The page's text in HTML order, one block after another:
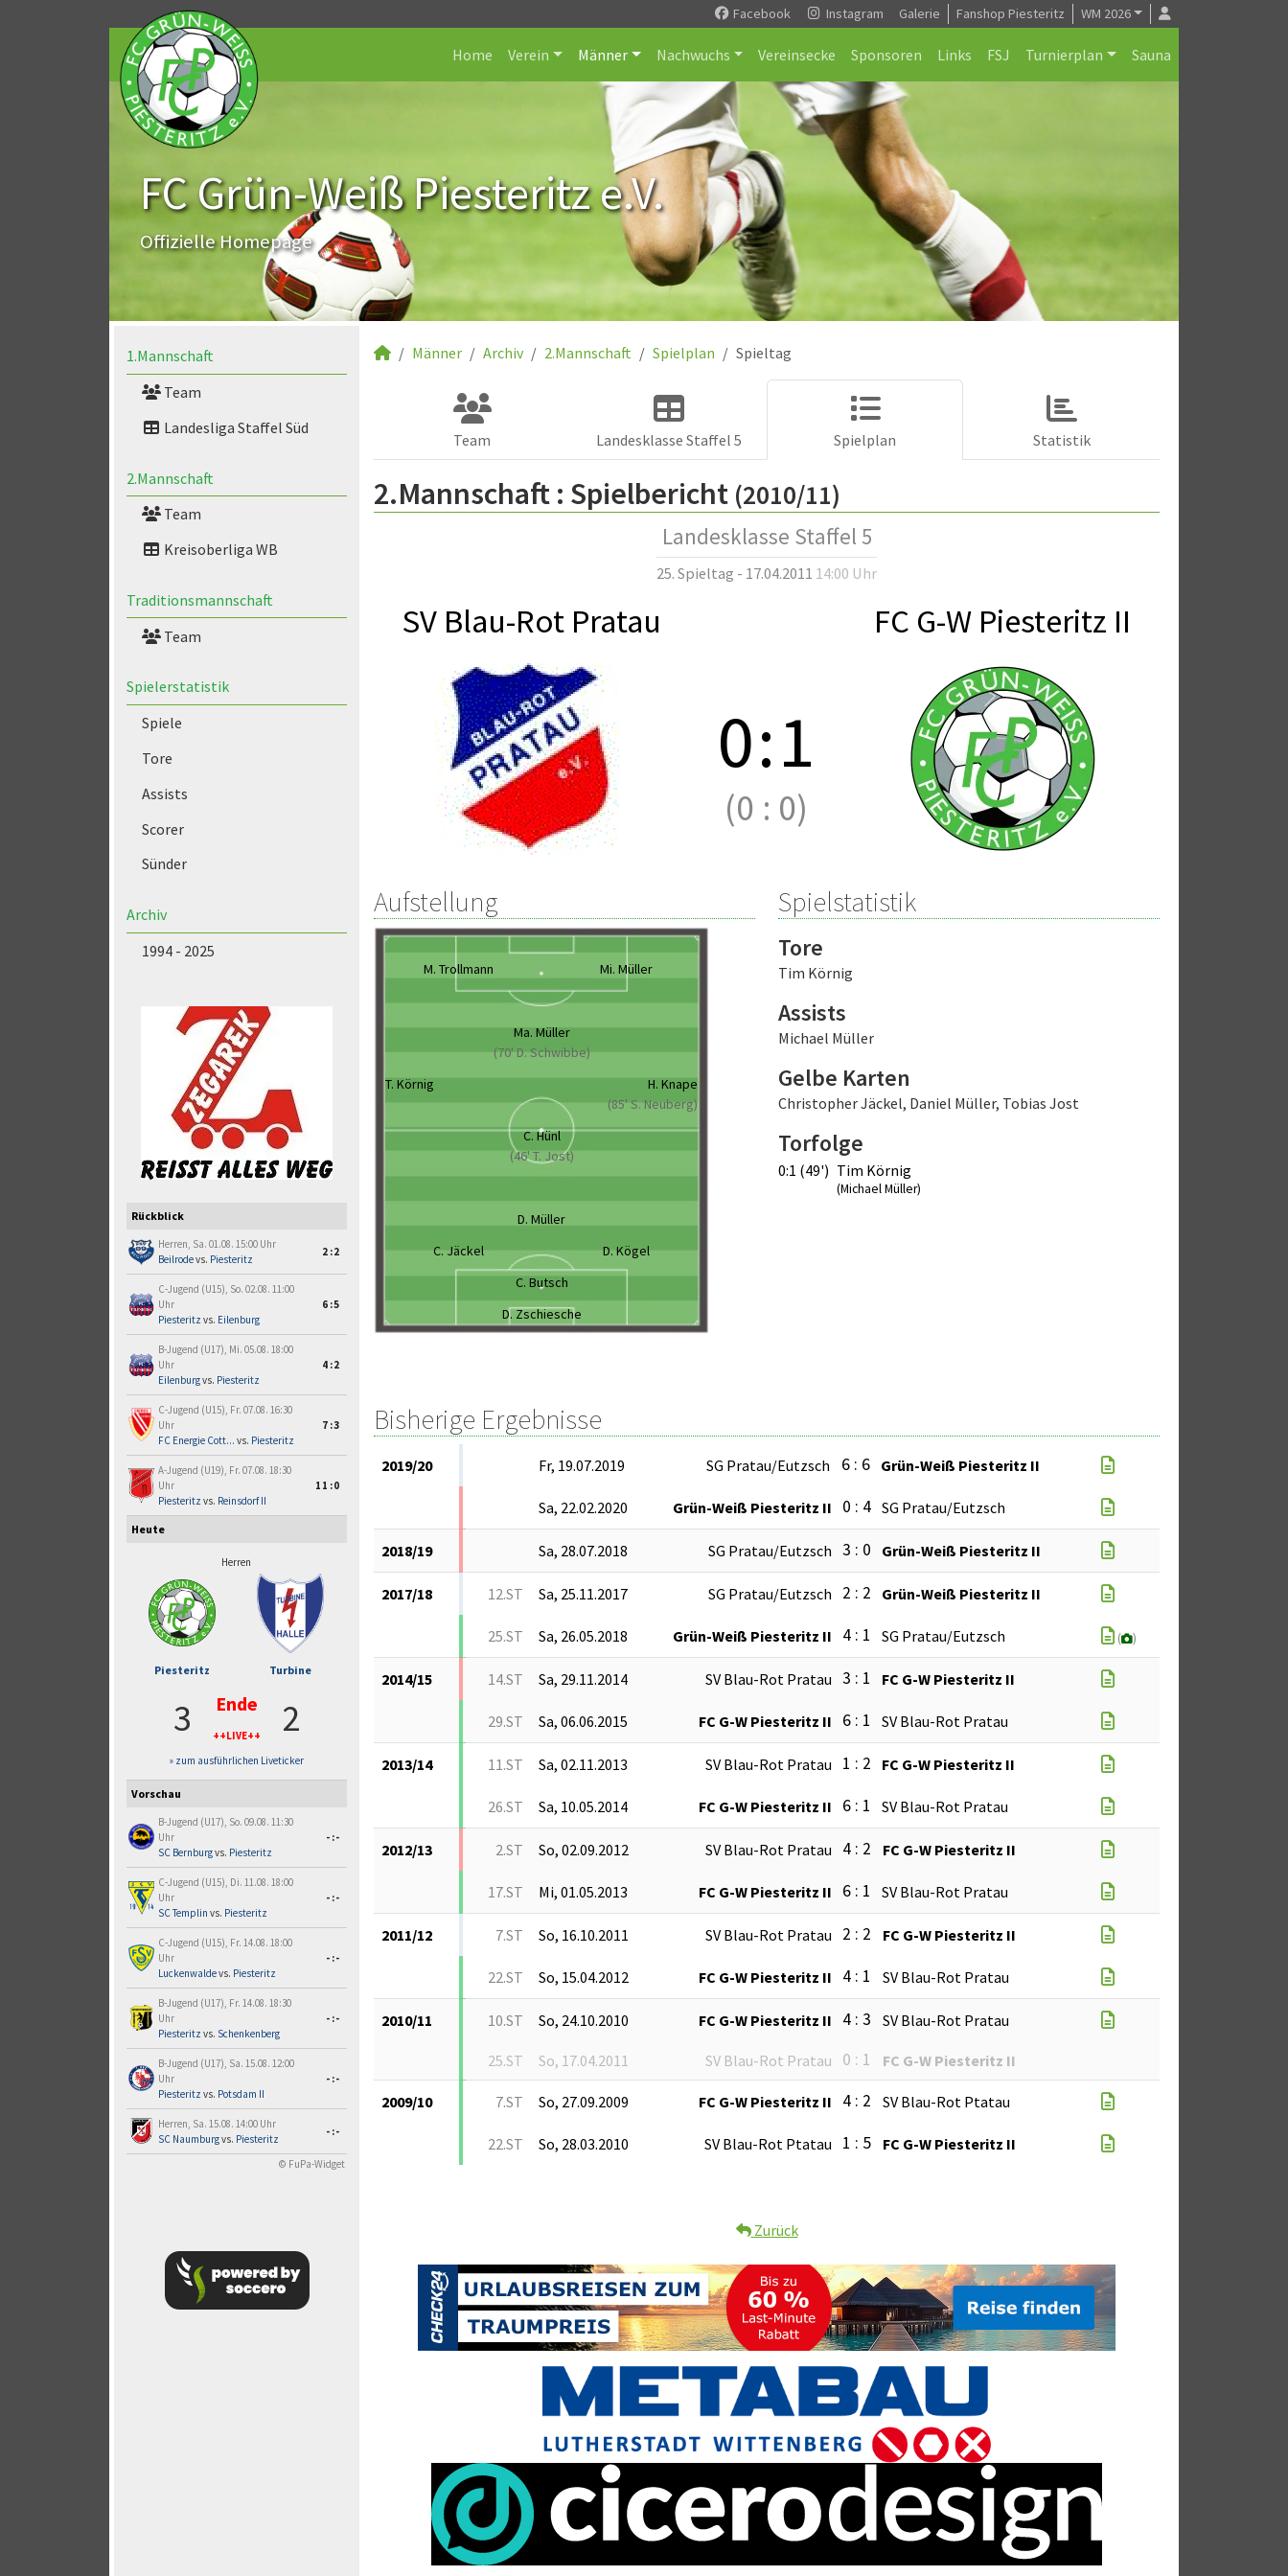
Facebook Instagram Galerie Fanshop Piesteritz WM 2026
Home Verein Männer Nachwuchs Vereinsecke Sponsoren Links FSJ Turnierplan Sauna
FC Grün-Weiß Piesteritz e.V.
Offizielle Homepage
1.Mannschaft
Team
Landesliga Staffel Süd
2.Mannschaft
Team
Kreisoberliga WB
Traditionsmannschaft
Team
Spielerstatistik
Spiele
Tore
Assists
Scorer
Sünder
Archiv
1994 - 2025
Rückblick
Herren, Sa. 01.08. 15:00 Uhr
Beilrodevs. Piesteritz
2:2
C-Jugend (U15), So. 02.08. 11:00
Uhr
Piesteritz vs. Eilenburg
6:5
B-Jugend (U17), Mi. 05.08. 18:00
Uhr
Eilenburgvs. Piesteritz
4:2
C-Jugend (U15), Fr. 07.08. 16:30
Uhr
FC Energie Cott... vs. Piesteritz
7:3
A-Jugend (U19), Fr. 07.08. 18:30
Uhr
Piesteritz vs. Reinsdorf II
11:0
Heute
Herren
Piesteritz Turbine
3 Ende
++LIVE++ 2
» zum ausführlichen Liveticker
Vorschau
B-Jugend (U17), So. 09.08. 11:30
Uhr
SC Bernburgvs. Piesteritz
-:-
C-Jugend (U15), Di. 11.08. 18:00
Uhr
SC Templin vs. Piesteritz
-:-
C-Jugend (U15), Fr. 14.08. 18:00
Uhr
Luckenwaldevs. Piesteritz
-:-
B-Jugend (U17), Fr. 14.08. 18:30
Uhr
Piesteritz vs. Schenkenberg
-:-
B-Jugend (U17), Sa. 15.08. 12:00
Uhr
Piesteritz vs. Potsdam II
-:-
Herren, Sa. 15.08. 14:00 Uhr
SC Naumburgvs. Piesteritz
-:-
© FuPa-Widget
Männer Archiv 2.Mannschaft Spielplan Spieltag
Team Landesklasse Staffel 5 Spielplan Statistik
2.Mannschaft : Spielbericht (2010/11)
Landesklasse Staffel 5
25. Spieltag - 17.04.2011 14:00 Uhr
SV Blau-Rot Pratau FC G-W Piesteritz II
0:1
(0 : 0)
Aufstellung
M. Trollmann Mi. Müller
Ma. Müller
(70' D. Schwibbe)
T. Körnig
H. Knape
(85' S. Neuberg)
C. Hünl
(46' T. Jost)
D. Müller
C. Jäckel
D. Kögel
C. Butsch
D. Zschiesche
Spielstatistik
Tore
Tim Körnig
Assists
Michael Müller
Gelbe Karten
Christopher Jäckel, Daniel Müller, Tobias Jost
Torfolge
0:1 (49') Tim Körnig
(Michael Müller)
Bisherige Ergebnisse
2019/20 Fr, 19.07.2019 SG Pratau/Eutzsch 6 : 6 Grün-Weiß Piesteritz II
Sa, 22.02.2020 Grün-Weiß Piesteritz II 0 : 4 SG Pratau/Eutzsch
2018/19 Sa, 28.07.2018 SG Pratau/Eutzsch 3 : 0 Grün-Weiß Piesteritz II
2017/18 12.ST Sa, 25.11.2017 SG Pratau/Eutzsch 2 : 2 Grün-Weiß Piesteritz II
25.ST Sa, 26.05.2018 Grün-Weiß Piesteritz II 4 : 1 SG Pratau/Eutzsch ( )
2014/15 14.ST Sa, 29.11.2014 SV Blau-Rot Pratau 3 : 1 FC G-W Piesteritz II
29.ST Sa, 06.06.2015 FC G-W Piesteritz II 6 : 1 SV Blau-Rot Pratau
2013/14 11.ST Sa, 02.11.2013 SV Blau-Rot Pratau 1 : 2 FC G-W Piesteritz II
26.ST Sa, 10.05.2014 FC G-W Piesteritz II 6 : 1 SV Blau-Rot Pratau
2012/13 2.ST So, 02.09.2012 SV Blau-Rot Pratau 4 : 2 FC G-W Piesteritz II
17.ST Mi, 01.05.2013 FC G-W Piesteritz II 6 : 1 SV Blau-Rot Pratau
2011/12 7.ST So, 16.10.2011 SV Blau-Rot Pratau 2 : 2 FC G-W Piesteritz II
22.ST So, 15.04.2012 FC G-W Piesteritz II 4 : 1 SV Blau-Rot Pratau
2010/11 10.ST So, 24.10.2010 FC G-W Piesteritz II 4 : 3 SV Blau-Rot Pratau
25.ST So, 17.04.2011 SV Blau-Rot Pratau 0 : 1 FC G-W Piesteritz II
2009/10 7.ST So, 27.09.2009 FC G-W Piesteritz II 4 : 2 SV Blau-Rot Ptatau
22.ST So, 28.03.2010 SV Blau-Rot Ptatau 1 : 5 FC G-W Piesteritz II
Zurück